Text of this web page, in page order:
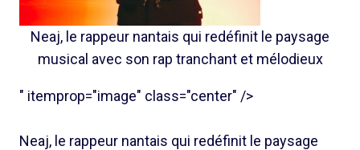
Neaj, le rappeur nantais qui redéfinit le paysage
musical avec son rap tranchant et mélodieux
" itemprop="image" class="center" />
Neaj, le rappeur nantais qui redéfinit le paysage